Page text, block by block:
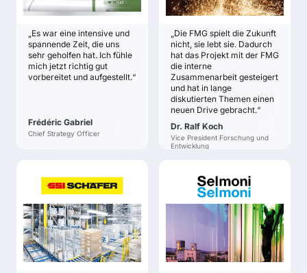
„Es war eine intensive und
spannende Zeit, die uns
sehr geholfen hat. Ich fühle
mich jetzt richtig gut
vorbereitet und aufgestellt.“
Frédéric Gabriel
Chief Strategy Officer
sinnvollen
erkannt zu haben.
Klarheit darüber,
welche wesentlichen
Trends und
Stoßrichtungen
sprechen.
strategische
kommenden Jahre.
Verifizieren, Bestätigen
und Präzisieren des
bestehenden
„Die FMG spielt die Zukunft
nicht, sie lebt sie. Dadurch
hat das Projekt mit der FMG
die interne
Zusammenarbeit gesteigert
und hat in lange
diskutierten Themen einen
neuen Drive gebracht.“
Dr. Ralf Koch
Vice President Forschung und
Entwicklung
Geschäftsbereiche
Anwendungsfeldern für
neue Werkstoffe
gesucht.
SSI SCHÄFER
Rainer Buchmann
ZIELE
Ausrichtung und
Strategie auf der
Grundlage einer
SELMONI
René Fässler
ZIELE
Klarheit und
Orientierung über die
Positionierung, die